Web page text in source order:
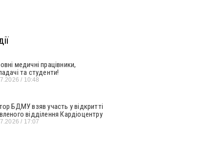
медичні працівники,
та студенти!
10:48
БДМУ взяв участь у відкритті
відділення Кардіоцентру
17:07